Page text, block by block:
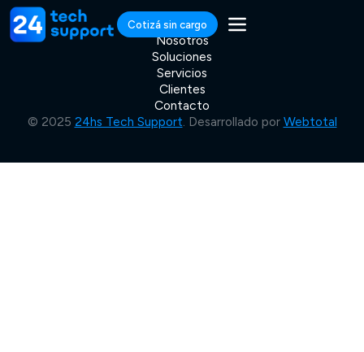
Cotizá sin cargo
Nosotros
Soluciones
Servicios
Clientes
Contacto
© 2025 24hs Tech Support. Desarrollado por Webtotal